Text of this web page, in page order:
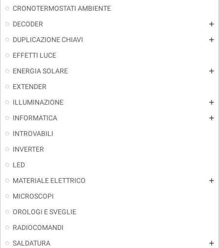
CRONOTERMOSTATI AMBIENTE
DECODER
add
DUPLICAZIONE CHIAVI add
EFFETTI LUCE
ENERGIA SOLARE
add
EXTENDER
ILLUMINAZIONE
add
INFORMATICA add
INTROVABILI
INVERTER
LED
MATERIALE ELETTRICO
add
MICROSCOPI
OROLOGI E SVEGLIE
RADIOCOMANDI
SALDATURA
add